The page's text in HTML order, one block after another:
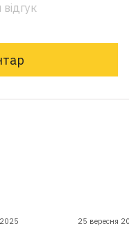
25 вересня